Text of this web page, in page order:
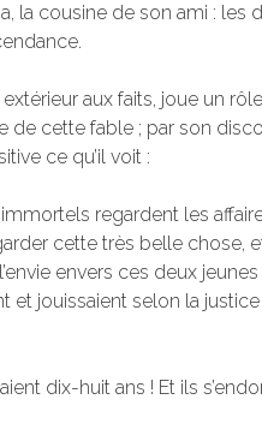
la cousine de son ami : les
aux faits, joue un
de cette fable ; par son
ce qu’il voit :
regardent les
cette très belle chose,
envers ces deux
et jouissaient selon la justice
dix-huit ans ! Et ils